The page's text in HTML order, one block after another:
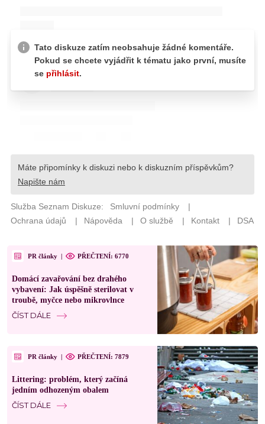
PR články | PŘEČTENÍ: 6770
Domácí zavařování bez drahého
vybavení: Jak úspěšně sterilovat v
troubě, myčce nebo mikrovlnce
ČÍST DÁLE
PR články | PŘEČTENÍ: 7879
Littering: problém, který začíná
jedním odhozeným obalem
ČÍST DÁLE